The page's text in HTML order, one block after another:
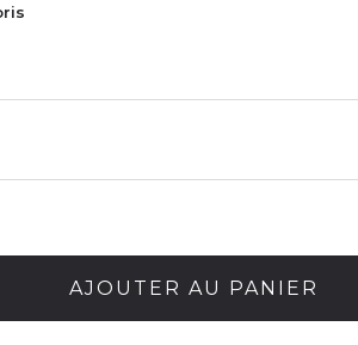
AJOUTER AU PANIER